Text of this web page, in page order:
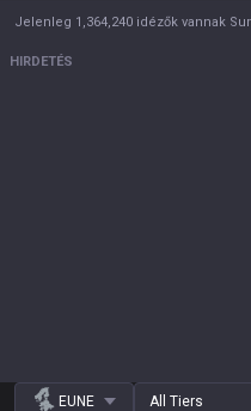
Jelenleg 1,364,240 idézők vannak
HIRDETÉS
EUNE All Tiers